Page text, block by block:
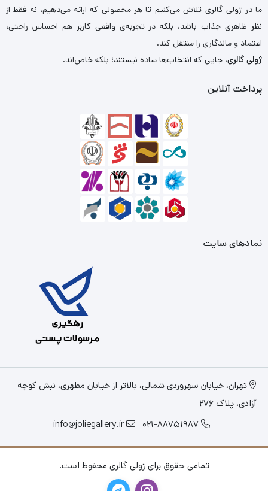
ما در ژولی گالری تلاش می‌کنیم تا هر محصولی که ارائه می‌دهیم، نه فقط از
نظر ظاهری جذاب باشد، بلکه در تجربه‌ی واقعی کاربر هم احساس راحتی،
اعتماد و ماندگاری را منتقل کند.
ژولی گالری، جایی که انتخاب‌ها ساده نیستند؛ بلکه خاص‌اند.
پرداخت آنلاین
نمادهای سایت
تهران، خیابان سهروردی شمالی، بالاتر از خیابان مطهری، نبش کوچه
آزادی، پلاک 276
021-88751987
info@joliegallery.ir
تمامی حقوق برای ژولی گالری محفوظ است.